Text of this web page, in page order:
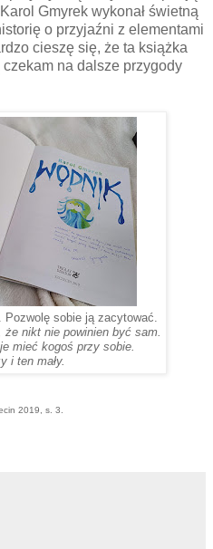
Gmyrek wykonał świetną
o przyjaźni z elementami
cieszę się, że ta książka
na dalsze przygody
sobie ją zacytować.
nikt nie powinien być sam.
mieć kogoś przy sobie.
i ten mały.
2019, s. 3.